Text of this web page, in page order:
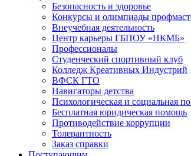
Безопасность и здоровье
Конкурсы и олимпиады
Внеучебная деятельность
Центр карьеры ГБПОУ «НКМБ»
Профессионалы
Студенческий спортивный клуб
Колледж Креативных Индустрий
ВФСК ГТО
Навигаторы детства
Психологическая и социальная
Бесплатная юридическая помощь
Противодействие коррупции
Толерантность
Заказ справки